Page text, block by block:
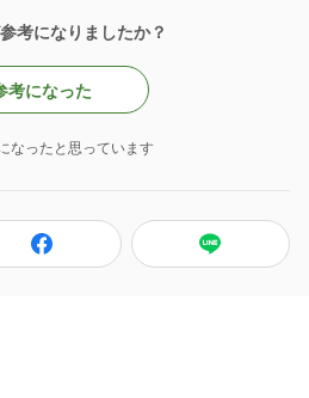
考になりましたか？
考になった
なったと思っています